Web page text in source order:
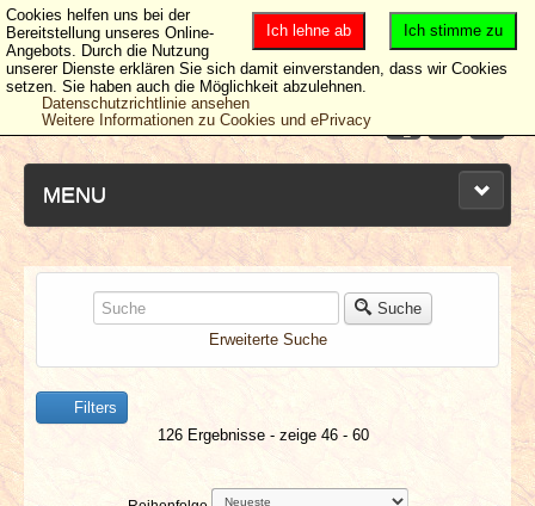
MENU
NEUESTE ARTIKEL
NEWS & DATES
BERICHTE
Suche
Erweiterte Suche
Filters
126 Ergebnisse - zeige 46 - 60
Ich stimme zu
Ich lehne ab
Cookies helfen uns bei der
Bereitstellung unseres Online-
Angebots. Durch die Nutzung
unserer Dienste erklären Sie sich damit einverstanden, dass wir Cookies
setzen. Sie haben auch die Möglichkeit abzulehnen.
Datenschutzrichtlinie ansehen
Weitere Informationen zu Cookies und ePrivacy